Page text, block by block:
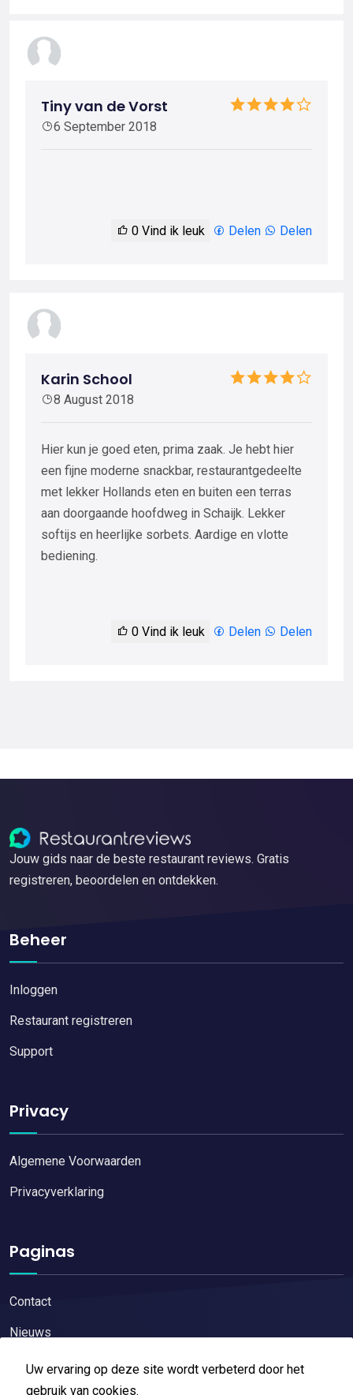
Tiny van de Vorst
6 September 2018
0 Vind ik leuk Delen Delen
Karin School
8 August 2018
Hier kun je goed eten, prima zaak. Je hebt hier
een fijne moderne snackbar, restaurantgedeelte
met lekker Hollands eten en buiten een terras
aan doorgaande hoofdweg in Schaijk. Lekker
softijs en heerlijke sorbets. Aardige en vlotte
bediening.
0 Vind ik leuk Delen Delen
Uw ervaring op deze site wordt verbeterd door het
gebruik van cookies.
Jouw gids naar de beste restaurant reviews. Gratis
registreren, beoordelen en ontdekken.
Beheer
Inloggen
Restaurant registreren
Support
Privacy
Algemene Voorwaarden
Privacyverklaring
Paginas
Contact
Nieuws